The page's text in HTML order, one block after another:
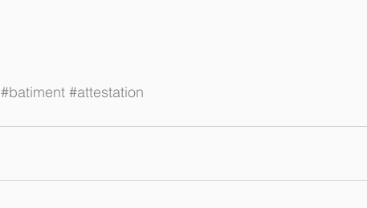
#batiment #attestation